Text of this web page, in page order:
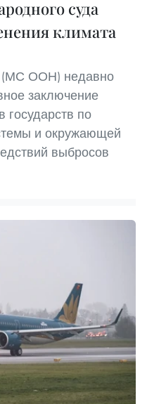
суда
климата
ООН) недавно
заключение
государств по
и окружающей
выбросов